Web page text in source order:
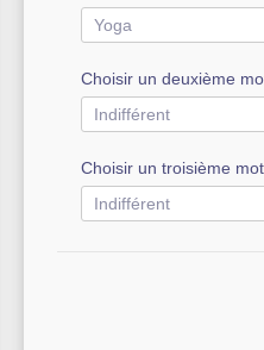
Autre équipement sportif
Actualités des associations
Choisir un deuxième
Choisir un troisième